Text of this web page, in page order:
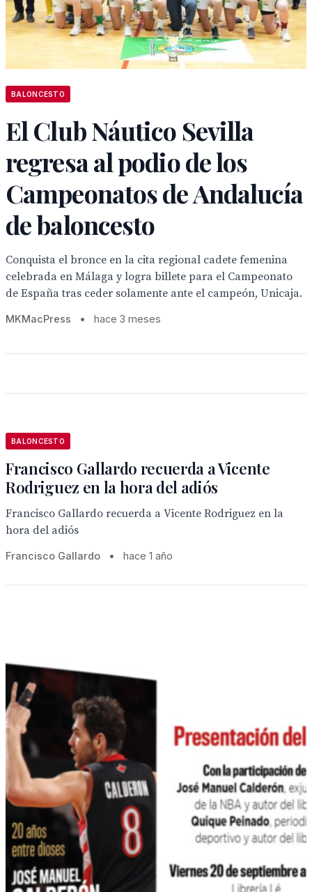
BALONCESTO
El Club Náutico Sevilla
regresa al podio de los
Campeonatos de Andalucía
de baloncesto
Conquista el bronce en la cita regional cadete femenina
celebrada en Málaga y logra billete para el Campeonato
de España tras ceder solamente ante el campeón, Unicaja.
MKMacPress • hace 3 meses
BALONCESTO
Francisco Gallardo recuerda a Vicente
Rodriguez en la hora del adiós
Francisco Gallardo recuerda a Vicente Rodriguez en la
hora del adiós
Francisco Gallardo • hace 1 año